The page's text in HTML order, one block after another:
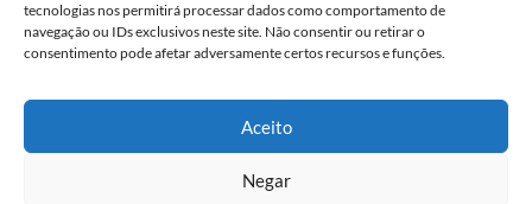
tecnologias nos permitirá processar dados como comportamento de
navegação ou IDs exclusivos neste site. Não consentir ou retirar o
consentimento pode afetar adversamente certos recursos e funções.
Aceito
Negar
Últimas notícias
STF inicia julgamento sobre validade da Lei das
Contravenções Penais
Redação 05/08/2026